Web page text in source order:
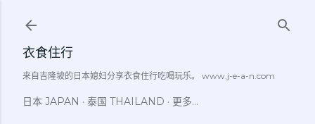
衣食住行
来自吉隆坡的日本媳妇分享衣食住行吃喝玩乐。 www.j-e-a-n.com
日本 JAPAN 泰国 THAILAND 更多…